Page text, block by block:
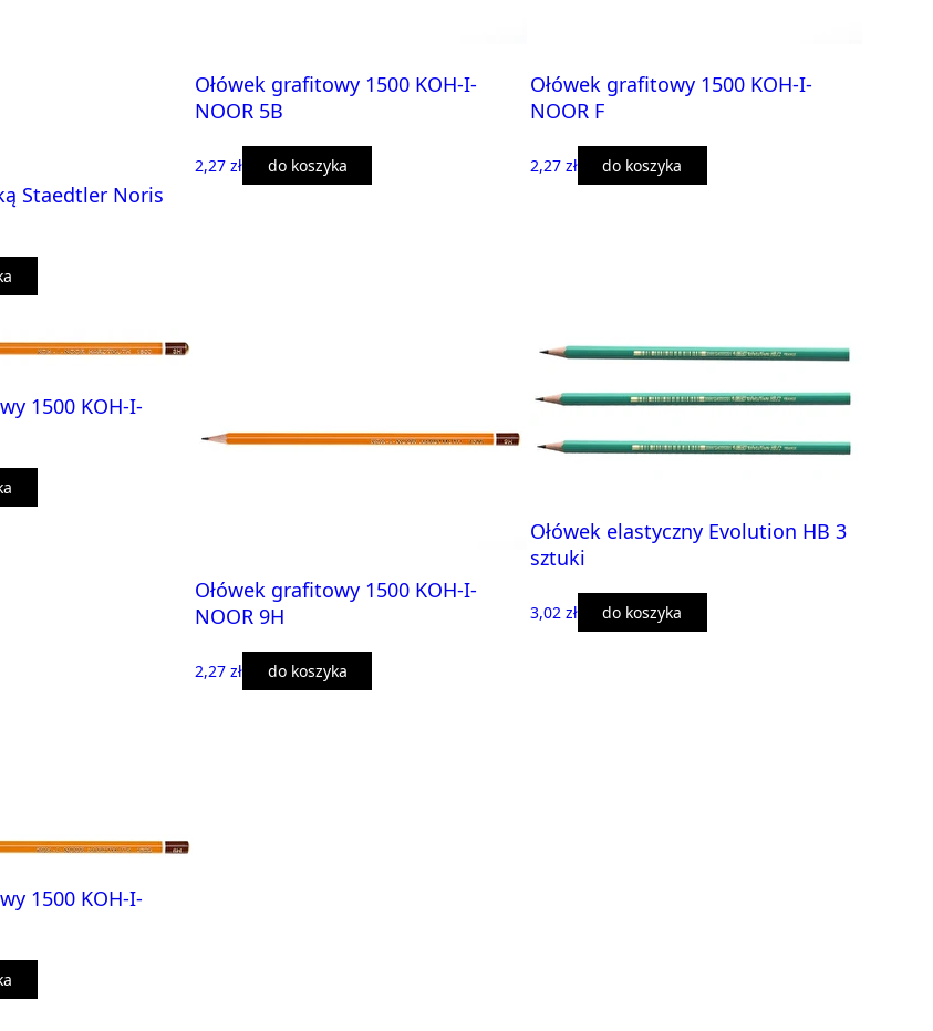
Staedtler Noris
Ołówek grafitowy 1500 KOH-I-
NOOR 5B
2,27 zł do koszyka
Ołówek grafitowy 1500 KOH-I-
NOOR F
2,27 zł do koszyka
1500 KOH-I-
Ołówek grafitowy 1500 KOH-I-
NOOR 9H
2,27 zł do koszyka
Ołówek elastyczny Evolution HB 3
sztuki
3,02 zł do koszyka
1500 KOH-I-